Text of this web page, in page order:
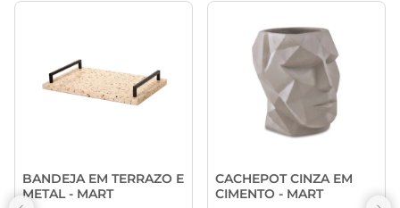
BANDEJA EM TERRAZO E
METAL - MART
CACHEPOT CINZA EM
CIMENTO - MART